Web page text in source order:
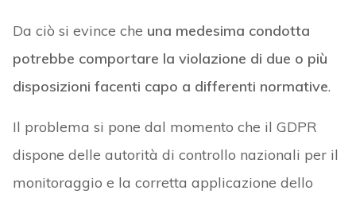
Da ciò si evince che una medesima condotta
potrebbe comportare la violazione di due o più
disposizioni facenti capo a differenti normative.
Il problema si pone dal momento che il GDPR
dispone delle autorità di controllo nazionali per il
monitoraggio e la corretta applicazione dello